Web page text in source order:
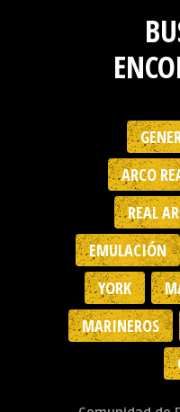
ARCO
REAL
EMULACIÓN
YORK
MARINEROS